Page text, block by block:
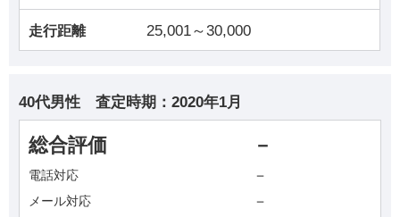
走行距離 25,001～30,000
40代男性 査定時期： 2020年1月
総合評価 －
電話対応 －
メール対応 －